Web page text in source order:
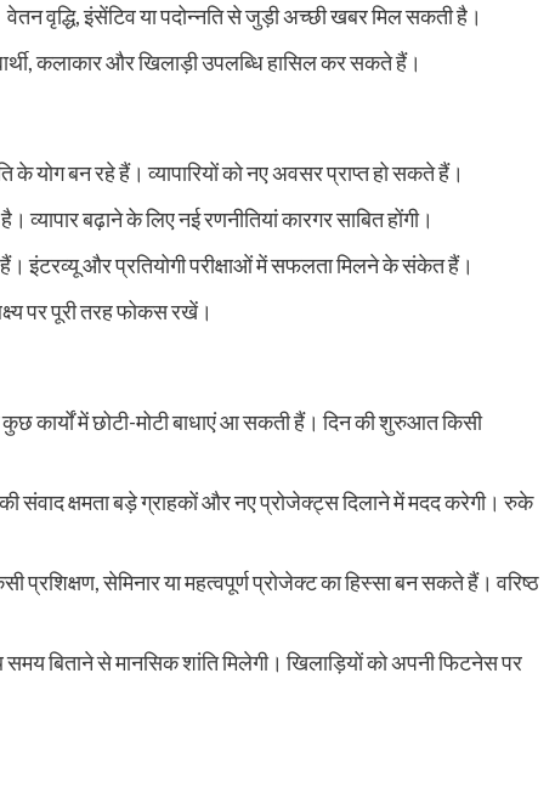
वेतन वृद्धि, इंसेंटिव या पदोन्नति से जुड़ी अच्छी खबर मिल सकती है।
कलाकार और खिलाड़ी उपलब्धि हासिल कर सकते हैं।
के योग बन रहे हैं। व्यापारियों को नए अवसर प्राप्त हो सकते हैं।
बढ़ाने के लिए नई रणनीतियां कारगर साबित होंगी।
इंटरव्यू और प्रतियोगी परीक्षाओं में सफलता मिलने के संकेत हैं।
पर पूरी तरह फोकस रखें।
कार्यों में छोटी-मोटी बाधाएं आ सकती हैं। दिन की शुरुआत किसी
संवाद क्षमता बड़े ग्राहकों और नए प्रोजेक्ट्स दिलाने में मदद करेगी। रुके
प्रशिक्षण, सेमिनार या महत्वपूर्ण प्रोजेक्ट का हिस्सा बन सकते हैं। वरिष्ठ
बिताने से मानसिक शांति मिलेगी। खिलाड़ियों को अपनी फिटनेस पर